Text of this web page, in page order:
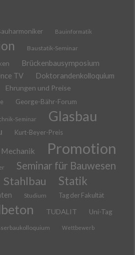
Bauinformatik
Baustatik-Seminar
Brückenbausymposium
TV Doktorandenkolloquium
Ehrungen und Preise
George-Bähr-Forum
Seminar Glasbau
Kurt-Beyer-Preis
Mechanik Promotion
Seminar für Bauwesen
Stahlbau Statik
Studium Tag der Fakultät
TUDALIT Uni-Tag
Wettbewerb